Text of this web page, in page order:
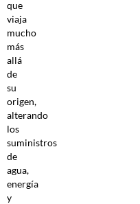
que
viaja
mucho
más
allá
de
su
origen,
alterando
los
suministros
de
agua,
energía
y